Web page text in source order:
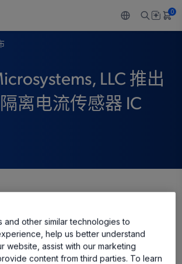
证
0
LLC 推出
离电流传感器 IC
and other similar technologies to
help us better understand
website, assist with our marketing
content from third parties. To learn